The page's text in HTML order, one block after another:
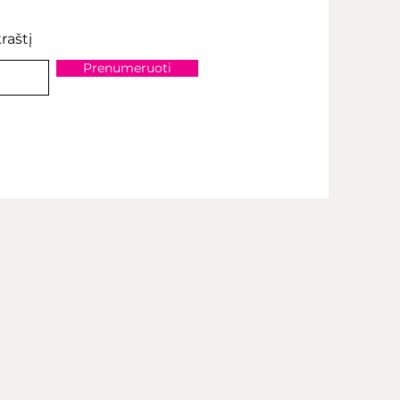
Prenumeruoti